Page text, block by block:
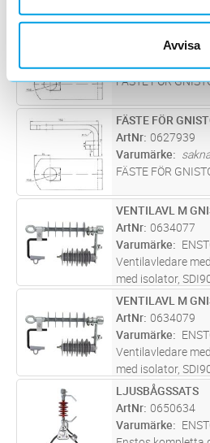
Avvisa
0627938
Varumärke
FÄSTE FÖR
ST Lägg i
FÄSTE FÖR
ArtNr 0627939
Varumärke
FÄSTE FÖR
ST Lägg i
VENTILAVL M
ArtNr 0634077
Varumärke
Ventilavledare
med isolator,
överspänningar.
med
SO256.2S,
ST Lägg i
VENTILAVL M
ArtNr 0634079
Varumärke
Ventilavledare
med isolator,
överspänningar.
med
SO256.2S,
FP Lägg i
LJUSBÅGSSATS
ArtNr 0650634
Varumärke